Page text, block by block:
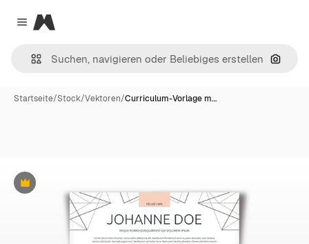
Close menu
Magnific
Nach
Startseite/Stock/Vektoren/Curriculum-Vorlage m…
Premium